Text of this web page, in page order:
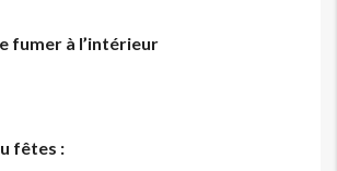
fumer à l’intérieur
fêtes :